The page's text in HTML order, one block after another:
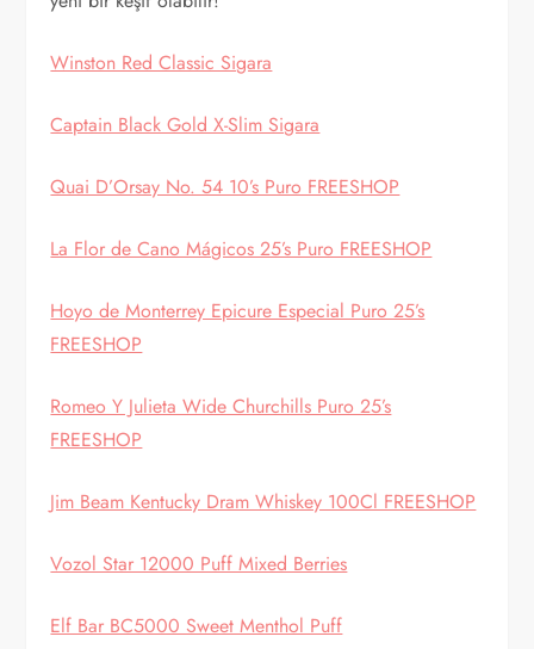
Winston Red Classic Sigara
Captain Black Gold X-Slim Sigara
Quai D’Orsay No. 54 10’s Puro FREESHOP
La Flor de Cano Mágicos 25’s Puro FREESHOP
Hoyo de Monterrey Epicure Especial Puro 25’s
FREESHOP
Romeo Y Julieta Wide Churchills Puro 25’s
FREESHOP
Jim Beam Kentucky Dram Whiskey 100Cl FREESHOP
Vozol Star 12000 Puff Mixed Berries
Elf Bar BC5000 Sweet Menthol Puff